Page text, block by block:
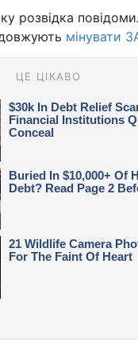
розвідка
мінувати